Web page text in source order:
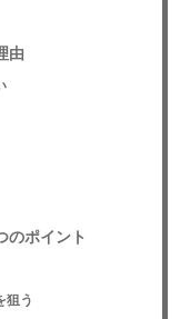
由
のポイント
狙う